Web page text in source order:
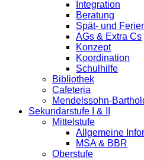
Integration
Beratung
Spät- und
AGs & Extra Cs
Konzept
Koordination
Schulhilfe
Bibliothek
Cafeteria
Mendelssohn-
Sekundarstufe I & II
Mittelstufe
Allgemeine
MSA & BBR
Oberstufe